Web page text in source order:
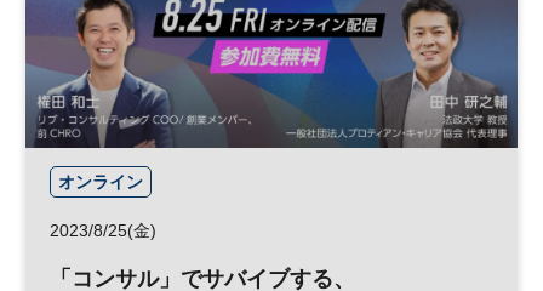
オンライン
2023/8/25(金)
「コンサル」でサバイブする、